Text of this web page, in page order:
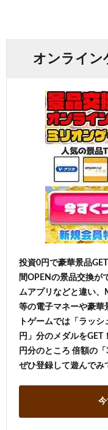
オンライン
投資0円で豪華景品
間OPENの景品交換が
ムアプリなどと違い、
等の電子マネーや豪華
トゲームでは「ラッ
円」分のメダルを
円分のところ 倍額の
ぜひ登録して遊んでみ